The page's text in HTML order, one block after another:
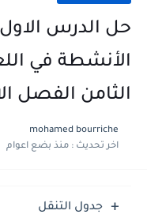
حل
حل الدرس
الأنشطة في
الثامن الفصل الاول
mohamed bourriche
اخر تحديث :منذ بضع اعوام
جدول التنقل